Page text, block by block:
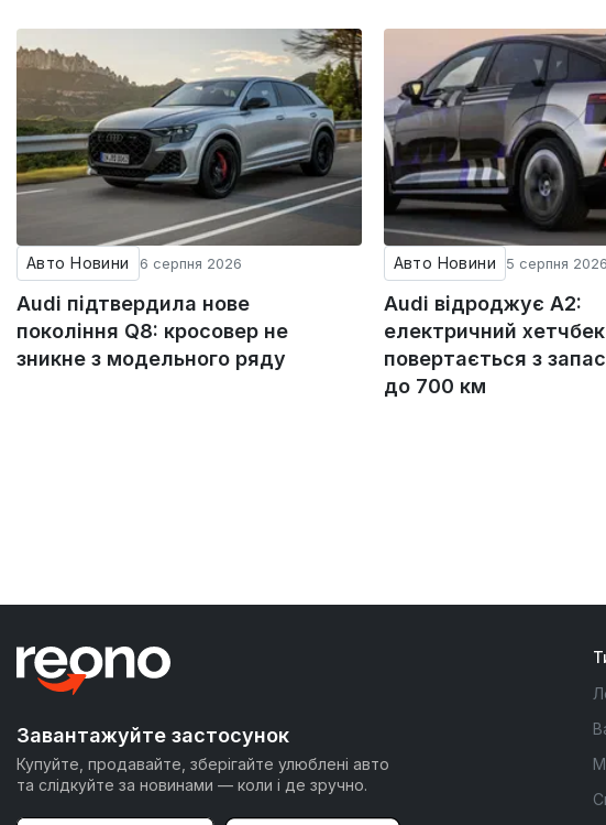
Авто Новини 6 серпня 2026
Audi підтвердила нове
покоління Q8: кросовер не
зникне з модельного ряду
Авто Новини 5 серпня 2026
Audi відроджує A2:
електричний хетчбек
повертається з
до 700 км
Завантажуйте застосунок
Купуйте, продавайте, зберігайте улюблені авто
та слідкуйте за новинами — коли і де зручно.